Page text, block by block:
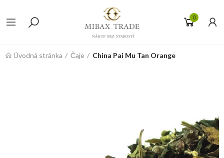
0
Úvodná stránka Čaje China Pai Mu Tan Orange